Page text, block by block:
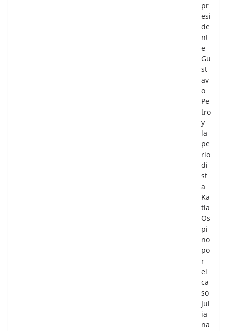
pr
esi
de
nt
e
Gu
st
av
o
Pe
tro
y
la
pe
rio
di
st
a
Ka
tia
Os
pi
no
po
r
el
ca
so
Jul
ia
na